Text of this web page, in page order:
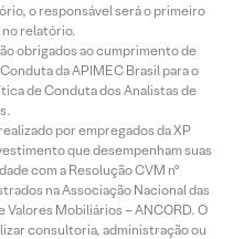
o responsável será o primeiro
relatório.
obrigados ao cumprimento de
da APIMEC Brasil para o
de Conduta dos Analistas de
por empregados da XP
que desempenham suas
com a Resolução CVM nº
na Associação Nacional das
Mobiliários – ANCORD. O
consultoria, administração ou